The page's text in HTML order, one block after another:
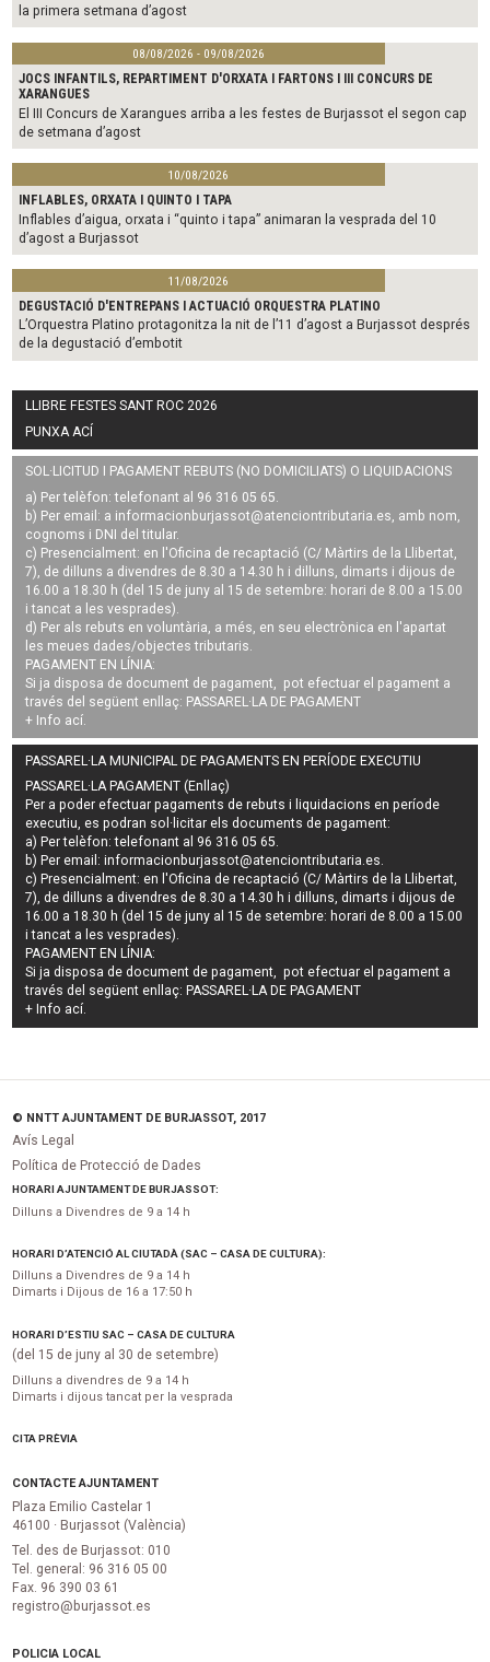
la primera setmana d’agost
08/08/2026 - 09/08/2026
JOCS INFANTILS, REPARTIMENT D'ORXATA I FARTONS I III CONCURS DE
XARANGUES
El III Concurs de Xarangues arriba a les festes de Burjassot el segon cap
de setmana d’agost
10/08/2026
INFLABLES, ORXATA I QUINTO I TAPA
Inflables d’aigua, orxata i “quinto i tapa” animaran la vesprada del 10
d’agost a Burjassot
11/08/2026
DEGUSTACIÓ D'ENTREPANS I ACTUACIÓ ORQUESTRA PLATINO
L’Orquestra Platino protagonitza la nit de l’11 d’agost a Burjassot després
de la degustació d’embotit
LLIBRE FESTES SANT ROC 2026
PUNXA ACÍ
SOL·LICITUD I PAGAMENT REBUTS (NO DOMICILIATS) O LIQUIDACIONS
a) Per telèfon: telefonant al 96 316 05 65.
b) Per email: a informacionburjassot@atenciontributaria.es, amb nom,
cognoms i DNI del titular.
c) Presencialment: en l'Oficina de recaptació (C/ Màrtirs de la Llibertat,
7), de dilluns a divendres de 8.30 a 14.30 h i dilluns, dimarts i dijous de
16.00 a 18.30 h (del 15 de juny al 15 de setembre: horari de 8.00 a 15.00
i tancat a les vesprades).
d) Per als rebuts en voluntària, a més, en seu electrònica en l'apartat
les meues dades/objectes tributaris.
PAGAMENT EN LÍNIA:
Si ja disposa de document de pagament, pot efectuar el pagament a
través del següent enllaç: PASSAREL·LA DE PAGAMENT
+ Info ací.
PASSAREL·LA MUNICIPAL DE PAGAMENTS EN PERÍODE EXECUTIU
PASSAREL·LA PAGAMENT (Enllaç)
Per a poder efectuar pagaments derebuts i liquidacions en període
executiu, es podran sol·licitar els documents de pagament:
a) Per telèfon: telefonant al 96 316 05 65.
b) Per email:informacionburjassot@atenciontributaria.es.
c) Presencialment: en l'Oficina de recaptació (C/ Màrtirs de la Llibertat,
7), de dilluns a divendres de 8.30 a 14.30 h i dilluns, dimarts i dijous de
16.00 a 18.30 h (del 15 de juny al 15 de setembre: horari de 8.00 a 15.00
i tancat a les vesprades).
PAGAMENT EN LÍNIA:
Si ja disposa de document de pagament, pot efectuar el pagament a
través del següent enllaç: PASSAREL·LA DE PAGAMENT
+ Info ací.
© NNTT AJUNTAMENT DE BURJASSOT, 2017
Avís Legal
Política de Protecció de Dades
HORARI AJUNTAMENT DE BURJASSOT:
Dilluns a Divendres de 9 a 14 h
HORARI D’ATENCIÓ AL CIUTADÀ (SAC – CASA DE CULTURA):
Dilluns a Divendres de 9 a 14 h
Dimarts i Dijous de 16 a 17:50 h
HORARI D’ESTIU SAC – CASA DE CULTURA
(del 15 de juny al 30 de setembre)
Dilluns a divendres de 9 a 14 h
Dimarts i dijous tancat per la vesprada
CITA PRÈVIA
CONTACTE AJUNTAMENT
Plaza Emilio Castelar 1
46100 · Burjassot (València)
Tel. des de Burjassot: 010
Tel. general: 96 316 05 00
Fax. 96 390 03 61
registro@burjassot.es
POLICIA LOCAL